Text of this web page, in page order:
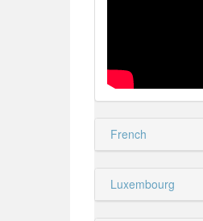
French
Luxembourg